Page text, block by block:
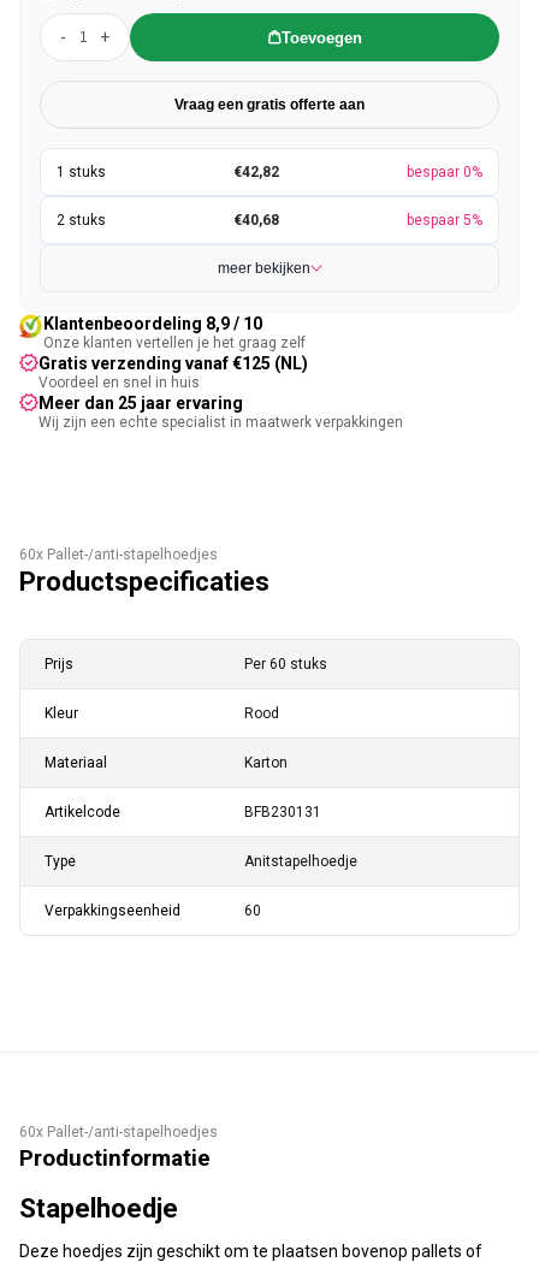
- + Toevoegen
Vraag een gratis offerte aan
€42,82 bespaar 0%
€40,68 bespaar 5%
meer bekijken
Klantenbeoordeling 8,9 / 10
Onze klanten vertellen je het graag zelf
Gratis verzending vanaf €125 (NL)
Voordeel en snel in huis
Meer dan 25 jaar ervaring
Wij zijn een echte specialist in maatwerk verpakkingen
60x Pallet-/anti-stapelhoedjes
Productspecificaties
Prijs Per 60 stuks
Kleur Rood
Materiaal Karton
Artikelcode BFB230131
Type Anitstapelhoedje
Verpakkingseenheid 60
60x Pallet-/anti-stapelhoedjes
Productinformatie
Stapelhoedje
Deze hoedjes zijn geschikt om te plaatsen bovenop pallets of